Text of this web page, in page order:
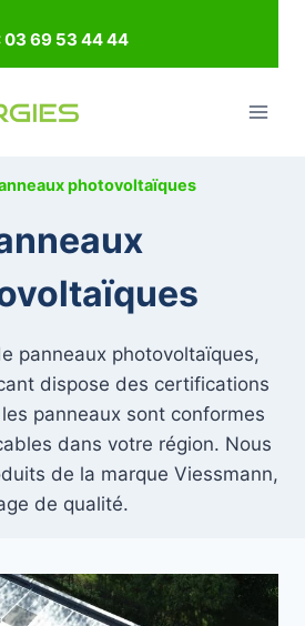
69 53 44 44
photovoltaïques
panneaux photovoltaïques,
dispose des certifications
panneaux sont conformes
dans votre région. Nous
de la marque Viessmann,
de qualité.